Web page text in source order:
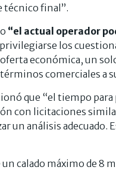
técnico final”.
“el actual operador
los
económica, un
comerciales a
que “el tiempo para
con licitaciones
un análisis adecuado.
un calado máximo de